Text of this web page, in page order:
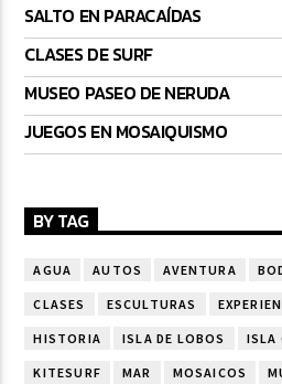
SALTO EN PARACAÍDAS
CLASES DE SURF
MUSEO PASEO DE NERUDA
JUEGOS EN MOSAIQUISMO
BY TAG
AGUA AUTOS AVENTURA
CLASES ESCULTURAS
HISTORIA ISLA DE LOBOS ISLA
KITESURF MAR MOSAICOS